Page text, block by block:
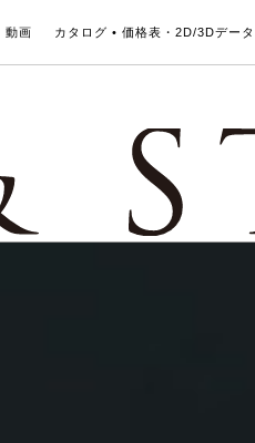
動画 カタログ • 価格表・2D/3Dデータ